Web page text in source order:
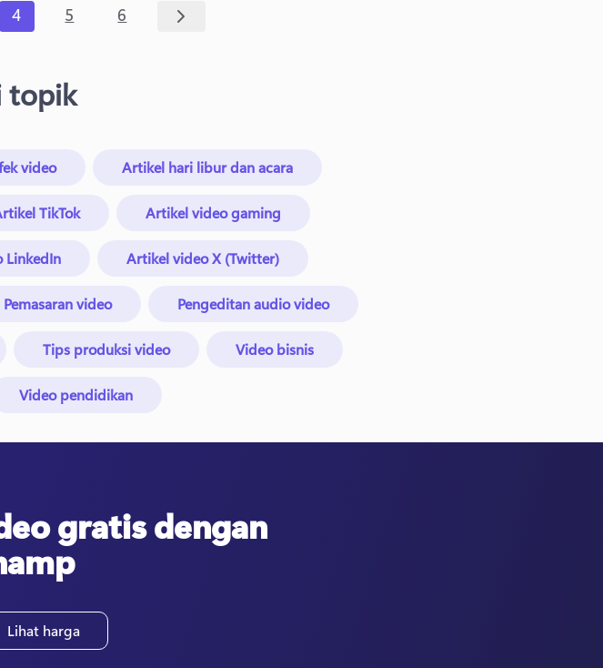
4 5 6
topik
video Artikel hari libur dan acara
TikTok Artikel video gaming
LinkedIn Artikel video X (Twitter)
Pemasaran video Pengeditan audio video
Tips produksi video Video bisnis
Video pendidikan
gratis dengan
Lihat harga